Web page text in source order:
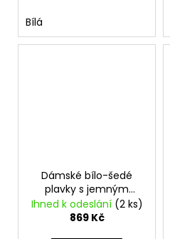
Bílá
Dámské bílo-šedé
plavky s jemným
květinovým vzorem
Ihned k odeslání (2 ks)
869 Kč